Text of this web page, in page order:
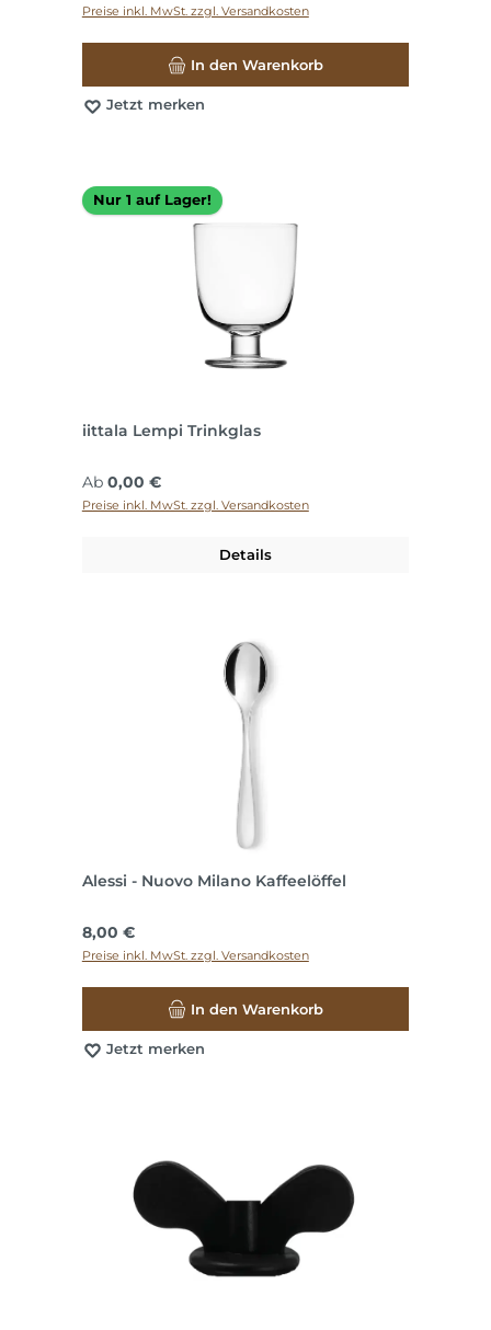
Preise inkl. MwSt. zzgl. Versandkosten
In den Warenkorb
Jetzt merken
Nur 1 auf Lager!
iittala Lempi Trinkglas
Regulärer Preis:
Ab 0,00 €
Preise inkl. MwSt. zzgl. Versandkosten
Details
Alessi - Nuovo Milano Kaffeelöffel
Regulärer Preis:
8,00 €
Preise inkl. MwSt. zzgl. Versandkosten
In den Warenkorb
Jetzt merken